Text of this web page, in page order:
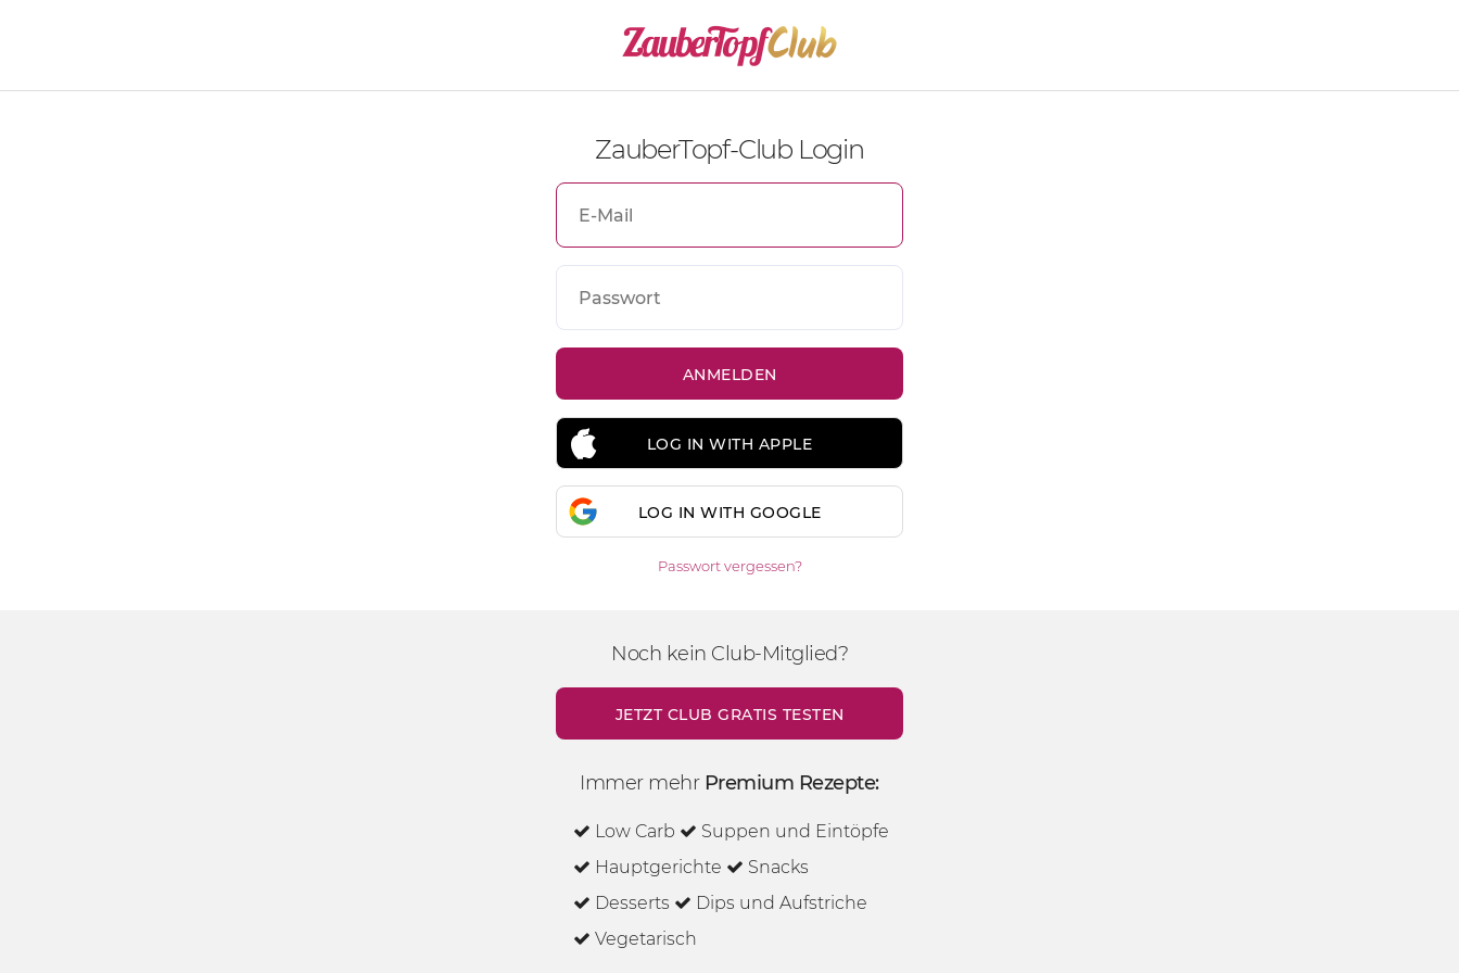
ZauberTopf-Club Login
LOG IN WITH APPLE
LOG IN WITH GOOGLE
Passwort vergessen?
Noch kein Club-Mitglied?
JETZT CLUB GRATIS TESTEN
Immer mehr Premium Rezepte:
Low Carb
Suppen und Eintöpfe
Hauptgerichte
Snacks
Desserts
Dips und Aufstriche
Vegetarisch